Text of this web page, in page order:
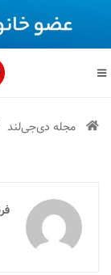
مجله دی‌جی‌لند